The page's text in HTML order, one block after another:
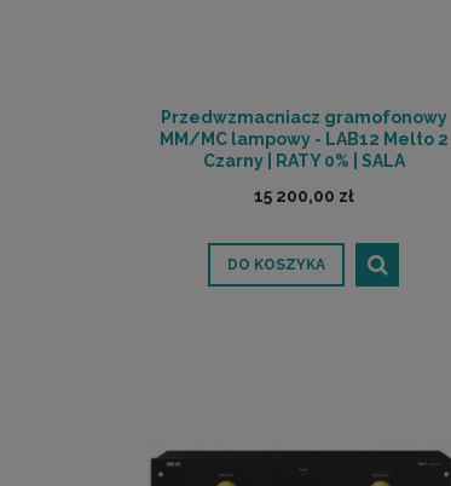
Przedwzmacniacz gramofonowy
MM/MC lampowy - LAB12 Melto 2
Czarny | RATY 0% | SALA
15 200,00 zł
DO KOSZYKA